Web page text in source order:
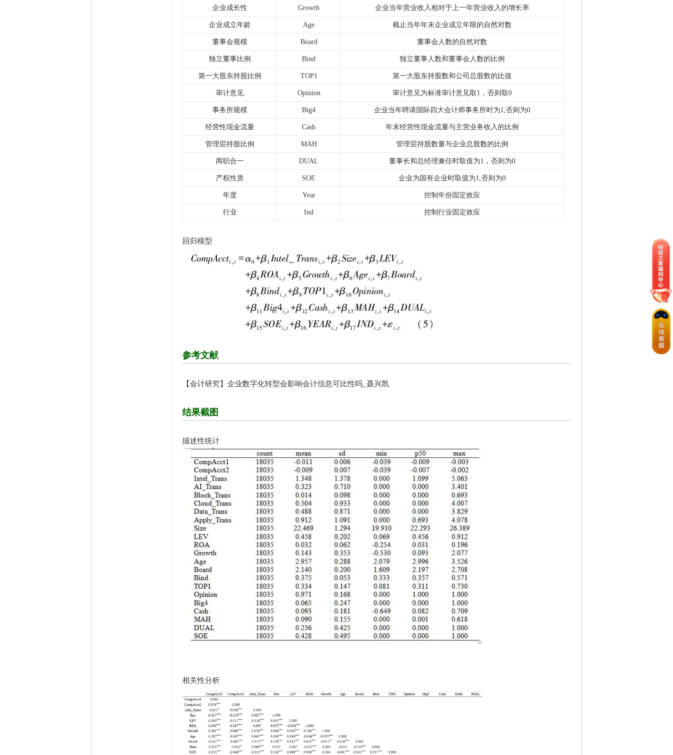
企业成长性 Growth 企业当年营业收入相对于上一年营业收入的增长率
企业成立年龄 Age 截止当年年末企业成立年限的自然对数
董事会规模 Board 董事会人数的自然对数
独立董事比例 Bind 独立董事人数和董事会人数的比例
第一大股东持股比例 TOP1 第一大股东持股数和公司总股数的比值
审计意见 Opinion 审计意见为标准审计意见取1，否则取0
事务所规模 Big4 企业当年聘请国际四大会计师事务所时为1,否则为0
经营性现金流量 Cash 年末经营性现金流量与主营业务收入的比例
管理层持股比例 MAH 管理层持股数量与企业总股数的比例
两职合一 DUAL 董事长和总经理兼任时取值为1，否则为0
产权性质 SOE 企业为国有企业时取值为1,否则为0
年度 Year 控制年份固定效应
行业 Ind 控制行业固定效应
回归模型
参考文献
【会计研究】企业数字化转型会影响会计信息可比性吗_聂兴凯
结果截图
描述性统计
相关性分析